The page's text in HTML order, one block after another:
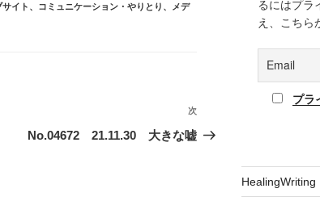
イト 、 コミュニケーション・やりとり 、
メデ
次
の
次
No.04672 21.11.30 大きな嘘
るにはプラ
え、こちら
プラ
HealingWriting